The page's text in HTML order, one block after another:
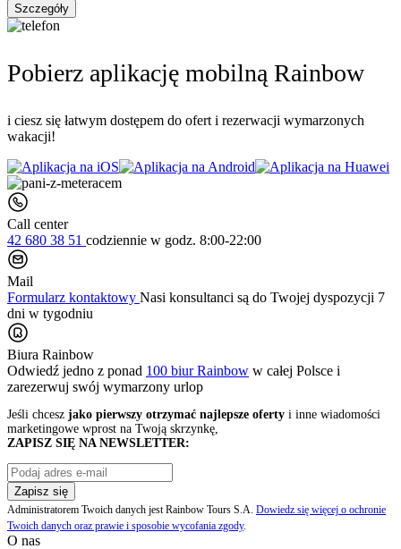
Szczegóły
Pobierz aplikację mobilną Rainbow
i ciesz się łatwym dostępem do ofert i rezerwacji wymarzonych
wakacji!
Call center
42 680 38 51 codziennie w godz. 8:00-22:00
Mail
Formularz kontaktowy Nasi konsultanci są do Twojej dyspozycji 7
dni w tygodniu
Biura Rainbow
Odwiedź jedno z ponad 100 biur Rainbow w całej Polsce i
zarezerwuj swój wymarzony urlop
Jeśli chcesz jako pierwszy otrzymać najlepsze oferty i inne wiadomości
marketingowe wprost na Twoją skrzynkę,
ZAPISZ SIĘ NA NEWSLETTER:
Zapisz się
Administratorem Twoich danych jest Rainbow Tours S.A. Dowiedz się więcej o ochronie
Twoich danych oraz prawie i sposobie wycofania zgody.
O nas